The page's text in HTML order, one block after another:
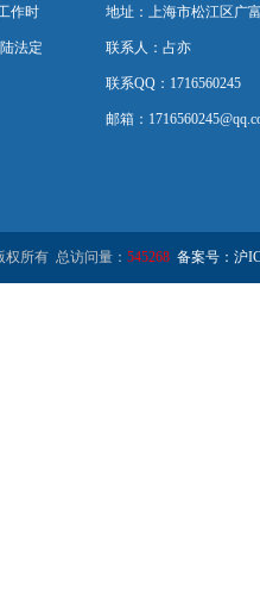
作时
法定
地址：上海市松江区广
联系人：占亦
联系QQ：1716560245
邮箱：
所有 总访问量： 545268 备案号：沪